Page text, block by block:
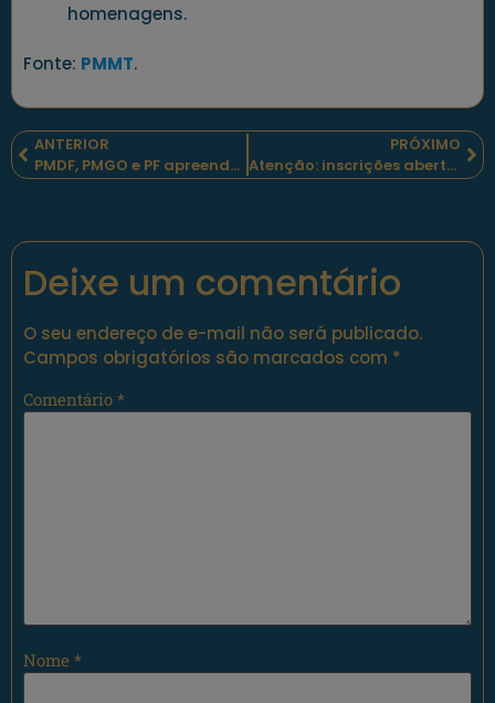
homenagens.
Fonte: PMMT.
ANTERIOR
PMDF, PMGO e PF apreendem 1 tonelada de maconha!
PRÓXIMO
Atenção: inscrições abertas ao PROVID 2017.
Deixe um comentário
O seu endereço de e-mail não será publicado.
Campos obrigatórios são marcados com *
Comentário *
Nome *